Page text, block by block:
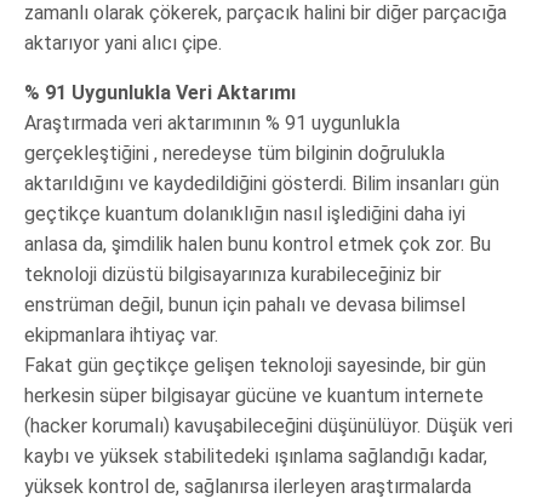
zamanlı olarak çökerek, parçacık halini bir diğer parçacığa
aktarıyor yani alıcı çipe.
% 91 Uygunlukla Veri Aktarımı
Araştırmada veri aktarımının % 91 uygunlukla
gerçekleştiğini , neredeyse tüm bilginin doğrulukla
aktarıldığını ve kaydedildiğini gösterdi. Bilim insanları gün
geçtikçe kuantum dolanıklığın nasıl işlediğini daha iyi
anlasa da, şimdilik halen bunu kontrol etmek çok zor. Bu
teknoloji dizüstü bilgisayarınıza kurabileceğiniz bir
enstrüman değil, bunun için pahalı ve devasa bilimsel
ekipmanlara ihtiyaç var.
Fakat gün geçtikçe gelişen teknoloji sayesinde, bir gün
herkesin süper bilgisayar gücüne ve kuantum internete
(hacker korumalı) kavuşabileceğini düşünülüyor. Düşük veri
kaybı ve yüksek stabilitedeki ışınlama sağlandığı kadar,
yüksek kontrol de, sağlanırsa ilerleyen araştırmalarda